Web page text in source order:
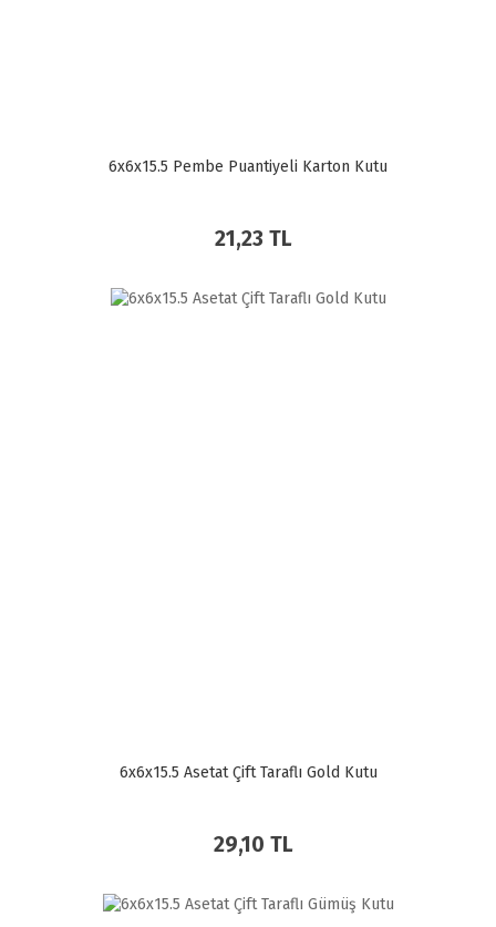
6x6x15.5 Pembe Puantiyeli Karton Kutu
21,23 TL
6x6x15.5 Asetat Çift Taraflı Gold Kutu
29,10 TL